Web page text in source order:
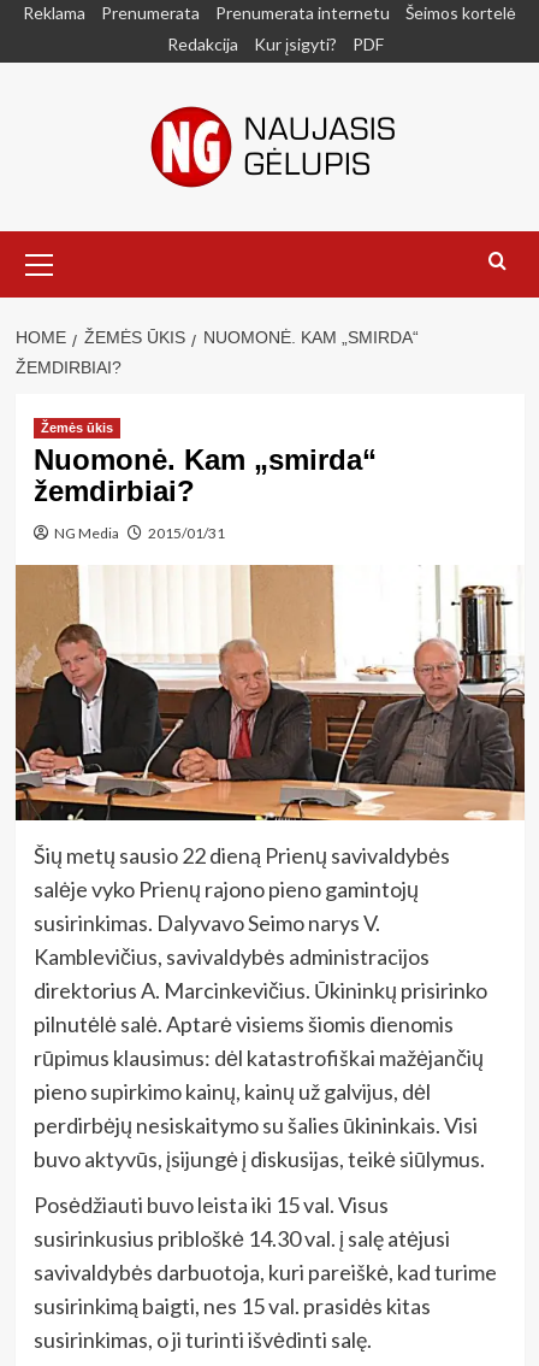
SkipReklama Prenumerata Prenumerata internetu
Šeimos kortelė
Redakcija
Kur įsigyti? PDF
Menu
HOME ŽEMĖS ŪKIS
NUOMONĖ. KAM „SMIRDA“
ŽEMDIRBIAI?
Žemės ūkis
Nuomonė. Kam „smirda“
žemdirbiai?
NG Media 2015/01/31
Šių metų sausio 22 dieną Prienų savivaldybės
salėje vyko Prienų rajono pieno gamintojų
susirinkimas. Dalyvavo Seimo narys V.
Kamblevičius, savivaldybės administracijos
direktorius A. Marcinkevičius. Ūkininkų prisirinko
pilnutėlė salė. Aptarė visiems šiomis dienomis
rūpimus klausimus: dėl katastrofiškai mažėjančių
pieno supirkimo kainų, kainų už galvijus, dėl
perdirbėjų nesiskaitymo su šalies ūkininkais. Visi
buvo aktyvūs, įsijungė į diskusijas, teikė siūlymus.
Posėdžiauti buvo leista iki 15 val. Visus
susirinkusius pribloškė 14.30 val. į salę atėjusi
savivaldybės darbuotoja, kuri pareiškė, kad turime
susirinkimą baigti, nes 15 val. prasidės kitas
susirinkimas, o ji turinti išvėdinti salę.